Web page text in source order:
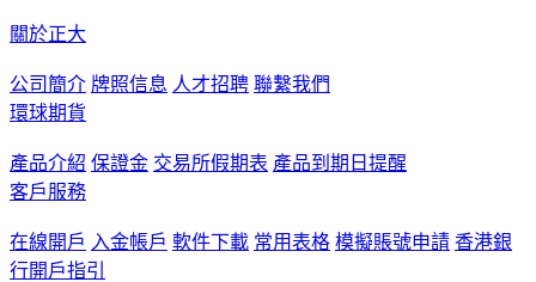
關於正大
公司簡介 牌照信息 人才招聘 聯繫我們
環球期貨
產品介紹 保證金 交易所假期表 產品到期日提醒
客戶服務
在線開戶 入金帳戶 軟件下載 常用表格 模擬賬號申請 香港銀
行開戶指引